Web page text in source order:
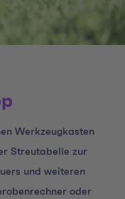
Werkzeugkasten
Streutabelle zur
und weiteren
oder